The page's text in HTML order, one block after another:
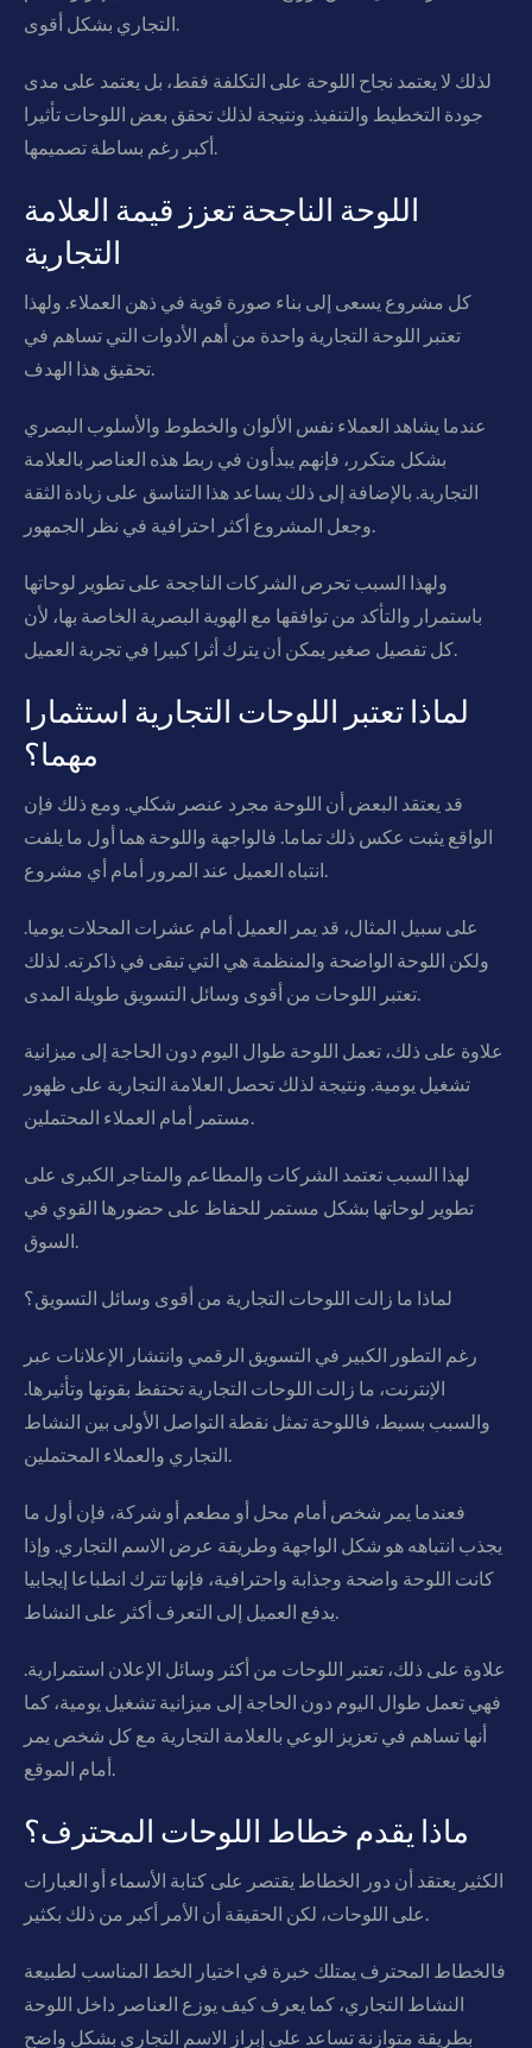
التجاري بشكل أقوى.
لذلك لا يعتمد نجاح اللوحة على التكلفة فقط، بل يعتمد على مدى
جودة التخطيط والتنفيذ. ونتيجة لذلك تحقق بعض اللوحات تأثيرا
أكبر رغم بساطة تصميمها.
اللوحة الناجحة تعزز قيمة العلامة
التجارية
كل مشروع يسعى إلى بناء صورة قوية في ذهن العملاء. ولهذا
تعتبر اللوحة التجارية واحدة من أهم الأدوات التي تساهم في
تحقيق هذا الهدف.
عندما يشاهد العملاء نفس الألوان والخطوط والأسلوب البصري
بشكل متكرر، فإنهم يبدأون في ربط هذه العناصر بالعلامة
التجارية. بالإضافة إلى ذلك يساعد هذا التناسق على زيادة الثقة
وجعل المشروع أكثر احترافية في نظر الجمهور.
ولهذا السبب تحرص الشركات الناجحة على تطوير لوحاتها
باستمرار والتأكد من توافقها مع الهوية البصرية الخاصة بها، لأن
كل تفصيل صغير يمكن أن يترك أثرا كبيرا في تجربة العميل.
لماذا تعتبر اللوحات التجارية استثمارا
مهما؟
قد يعتقد البعض أن اللوحة مجرد عنصر شكلي. ومع ذلك فإن
الواقع يثبت عكس ذلك تماما. فالواجهة واللوحة هما أول ما يلفت
انتباه العميل عند المرور أمام أي مشروع.
على سبيل المثال، قد يمر العميل أمام عشرات المحلات يوميا.
ولكن اللوحة الواضحة والمنظمة هي التي تبقى في ذاكرته. لذلك
تعتبر اللوحات من أقوى وسائل التسويق طويلة المدى.
علاوة على ذلك، تعمل اللوحة طوال اليوم دون الحاجة إلى ميزانية
تشغيل يومية. ونتيجة لذلك تحصل العلامة التجارية على ظهور
مستمر أمام العملاء المحتملين.
لهذا السبب تعتمد الشركات والمطاعم والمتاجر الكبرى على
تطوير لوحاتها بشكل مستمر للحفاظ على حضورها القوي في
السوق.
لماذا ما زالت اللوحات التجارية من أقوى وسائل التسويق؟
رغم التطور الكبير في التسويق الرقمي وانتشار الإعلانات عبر
الإنترنت، ما زالت اللوحات التجارية تحتفظ بقوتها وتأثيرها.
والسبب بسيط، فاللوحة تمثل نقطة التواصل الأولى بين النشاط
التجاري والعملاء المحتملين.
فعندما يمر شخص أمام محل أو مطعم أو شركة، فإن أول ما
يجذب انتباهه هو شكل الواجهة وطريقة عرض الاسم التجاري. وإذا
كانت اللوحة واضحة وجذابة واحترافية، فإنها تترك انطباعا إيجابيا
يدفع العميل إلى التعرف أكثر على النشاط.
علاوة على ذلك، تعتبر اللوحات من أكثر وسائل الإعلان استمرارية.
فهي تعمل طوال اليوم دون الحاجة إلى ميزانية تشغيل يومية، كما
أنها تساهم في تعزيز الوعي بالعلامة التجارية مع كل شخص يمر
أمام الموقع.
ماذا يقدم خطاط اللوحات المحترف؟
الكثير يعتقد أن دور الخطاط يقتصر على كتابة الأسماء أو العبارات
على اللوحات، لكن الحقيقة أن الأمر أكبر من ذلك بكثير.
فالخطاط المحترف يمتلك خبرة في اختيار الخط المناسب لطبيعة
النشاط التجاري، كما يعرف كيف يوزع العناصر داخل اللوحة
بطريقة متوازنة تساعد على إبراز الاسم التجاري بشكل واضح